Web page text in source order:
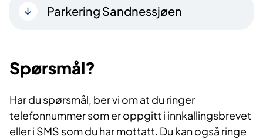
Parkering Sandnessjøen
Spørsmål?
Har du spørsmål, ber vi om at du ringer
telefonnummer som er oppgitt i innkallingsbrevet
eller i SMS som du har mottatt. Du kan også ringe